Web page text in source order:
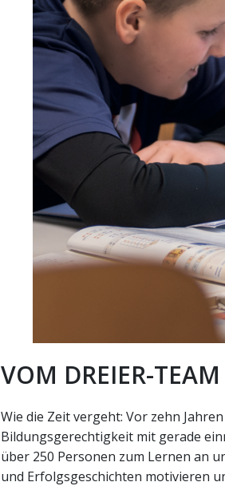
VOM DREIER-
Wie die Zeit vergeht: Vor zehn
Bildungsgerechtigkeit mit gerade
über 250 Personen zum Lernen an
und Erfolgsgeschichten motivieren